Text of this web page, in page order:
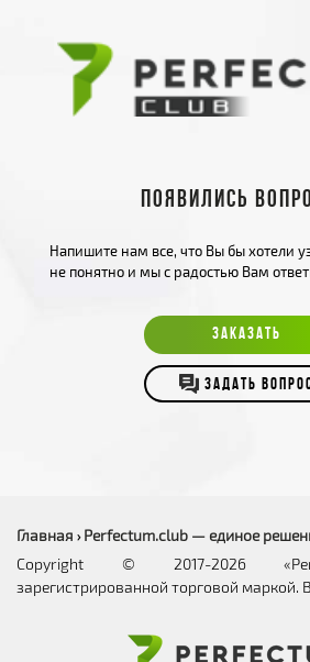
Появились
Напишите нам все, что Вы бы хотели
не понятно и мы с радостью Вам
ЗАКАЗАТЬ
ЗАДАТЬ
Главная › Perfectum.club — единое
Copyright © 2017-2026
зарегистрированной торговой маркой.